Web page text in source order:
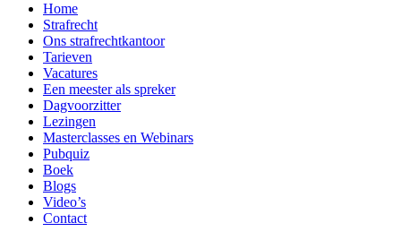
Home
Strafrecht
Ons strafrecht­kantoor
Tarieven
Vacatures
Een meester als spreker
Dagvoorzitter
Lezingen
Masterclasses en Webinars
Pubquiz
Boek
Blogs
Video’s
Contact